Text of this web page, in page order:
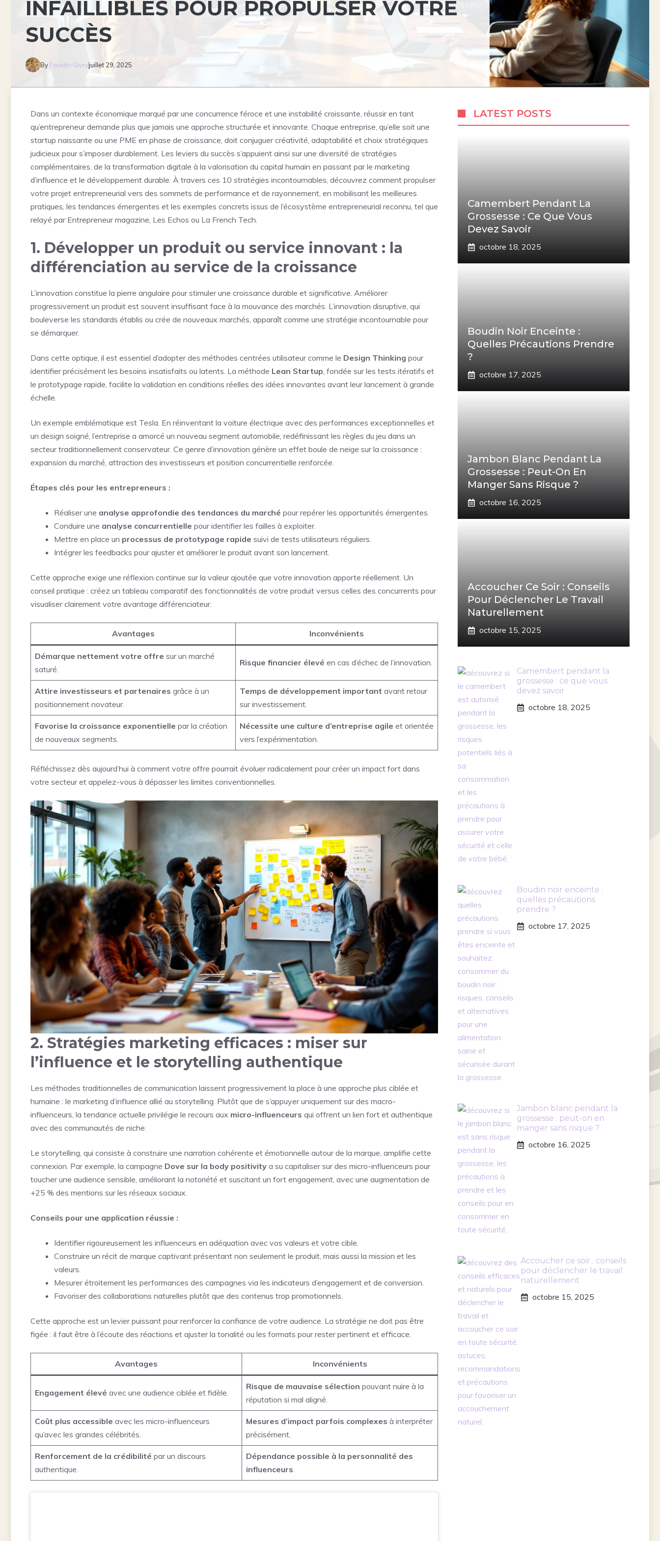
INFAILLIBLES POUR PROPULSER VOTRE
SUCCÈS
By Faustin Givryjuillet 29, 2025
Dans un contexte économique marqué par une concurrence féroce et une instabilité croissante, réussir en tant
qu’entrepreneur demande plus que jamais une approche structurée et innovante. Chaque entreprise, qu’elle soit une
startup naissante ou une PME en phase de croissance, doit conjuguer créativité, adaptabilité et choix stratégiques
judicieux pour s’imposer durablement. Les leviers du succès s’appuient ainsi sur une diversité de stratégies
complémentaires, de la transformation digitale à la valorisation du capital humain en passant par le marketing
d’influence et le développement durable. À travers ces 10 stratégies incontournables, découvrez comment propulser
votre projet entrepreneurial vers des sommets de performance et de rayonnement, en mobilisant les meilleures
pratiques, les tendances émergentes et les exemples concrets issus de l’écosystème entrepreneurial reconnu, tel que
relayé par Entrepreneur magazine, Les Echos ou La French Tech.
1. Développer un produit ou service innovant : la
différenciation au service de la croissance
L’innovation constitue la pierre angulaire pour stimuler une croissance durable et significative. Améliorer
progressivement un produit est souvent insuffisant face à la mouvance des marchés. L’innovation disruptive, qui
bouleverse les standards établis ou crée de nouveaux marchés, apparaît comme une stratégie incontournable pour
se démarquer.
Dans cette optique, il est essentiel d’adopter des méthodes centrées utilisateur comme le Design Thinking pour
identifier précisément les besoins insatisfaits ou latents. La méthode Lean Startup, fondée sur les tests itératifs et
le prototypage rapide, facilite la validation en conditions réelles des idées innovantes avant leur lancement à grande
échelle.
Un exemple emblématique est Tesla. En réinventant la voiture électrique avec des performances exceptionnelles et
un design soigné, l’entreprise a amorcé un nouveau segment automobile, redéfinissant les règles du jeu dans un
secteur traditionnellement conservateur. Ce genre d’innovation génère un effet boule de neige sur la croissance :
expansion du marché, attraction des investisseurs et position concurrentielle renforcée.
Étapes clés pour les entrepreneurs :
Réaliser une analyse approfondie des tendances du marché pour repérer les opportunités émergentes.
Conduire une analyse concurrentielle pour identifier les failles à exploiter.
Mettre en place un processus de prototypage rapide suivi de tests utilisateurs réguliers.
Intégrer les feedbacks pour ajuster et améliorer le produit avant son lancement.
Cette approche exige une réflexion continue sur la valeur ajoutée que votre innovation apporte réellement. Un
conseil pratique : créez un tableau comparatif des fonctionnalités de votre produit versus celles des concurrents pour
visualiser clairement votre avantage différenciateur.
Avantages Inconvénients
Démarque nettement votre offre sur un marché
saturé.
Risque financier élevé en cas d’échec de l’innovation.
Attire investisseurs et partenaires grâce à un
positionnement novateur.
Temps de développement important avant retour
sur investissement.
Favorise la croissance exponentielle par la création
de nouveaux segments.
Nécessite une culture d’entreprise agile et orientée
vers l’expérimentation.
Réfléchissez dès aujourd’hui à comment votre offre pourrait évoluer radicalement pour créer un impact fort dans
votre secteur et appelez-vous à dépasser les limites conventionnelles.
2. Stratégies marketing efficaces : miser sur
l’influence et le storytelling authentique
Les méthodes traditionnelles de communication laissent progressivement la place à une approche plus ciblée et
humaine : le marketing d’influence allié au storytelling. Plutôt que de s’appuyer uniquement sur des macro-
influenceurs, la tendance actuelle privilégie le recours aux micro-influenceurs qui offrent un lien fort et authentique
avec des communautés de niche.
Le storytelling, qui consiste à construire une narration cohérente et émotionnelle autour de la marque, amplifie cette
connexion. Par exemple, la campagne Dove sur la body positivity a su capitaliser sur des micro-influenceurs pour
toucher une audience sensible, améliorant la notoriété et suscitant un fort engagement, avec une augmentation de
+25 % des mentions sur les réseaux sociaux.
Conseils pour une application réussie :
Identifier rigoureusement les influenceurs en adéquation avec vos valeurs et votre cible.
Construire un récit de marque captivant présentant non seulement le produit, mais aussi la mission et les
valeurs.
Mesurer étroitement les performances des campagnes via les indicateurs d’engagement et de conversion.
Favoriser des collaborations naturelles plutôt que des contenus trop promotionnels.
Cette approche est un levier puissant pour renforcer la confiance de votre audience. La stratégie ne doit pas être
figée : il faut être à l’écoute des réactions et ajuster la tonalité ou les formats pour rester pertinent et efficace.
Avantages Inconvénients
Engagement élevé avec une audience ciblée et fidèle.
Risque de mauvaise sélection pouvant nuire à la
réputation si mal aligné.
Coût plus accessible avec les micro-influenceurs
qu’avec les grandes célébrités.
Mesures d’impact parfois complexes à interpréter
précisément.
Renforcement de la crédibilité par un discours
authentique.
Dépendance possible à la personnalité des
influenceurs.
LATEST POSTS
Camembert Pendant La
Grossesse : Ce Que Vous
Devez Savoir
octobre 18, 2025
Boudin Noir Enceinte :
Quelles Précautions Prendre
?
octobre 17, 2025
Jambon Blanc Pendant La
Grossesse : Peut-On En
Manger Sans Risque ?
octobre 16, 2025
Accoucher Ce Soir : Conseils
Pour Déclencher Le Travail
Naturellement
octobre 15, 2025
Camembert pendant la
grossesse : ce que vous
devez savoir
octobre 18, 2025
Boudin noir enceinte :
quelles précautions
prendre ?
octobre 17, 2025
Jambon blanc pendant la
grossesse : peut-on en
manger sans risque ?
octobre 16, 2025
Accoucher ce soir : conseils
pour déclencher le travail
naturellement
octobre 15, 2025